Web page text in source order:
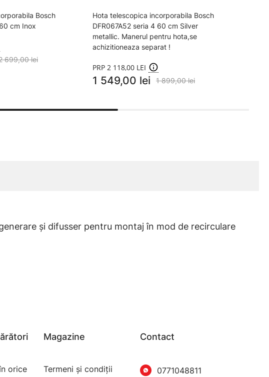
Bosch
cm Inox
699,00 lei
Hota telescopica incorporabila Bosch
DFR067A52 seria 4 60 cm Silver
metallic. Manerul pentru hota,se
achizitioneaza separat !
PRP 2 118,00 LEI
1 549,00 lei 1 899,00 lei
și difusser pentru montaj în mod de recirculare
orice
Magazine
Termeni şi condiţii
Contact
0771048811